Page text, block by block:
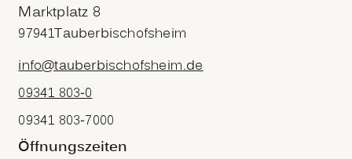
Marktplatz 8
97941Tauberbischofsheim
info@tauberbischofsheim.de
09341 803-0
09341 803-7000
Öffnungszeiten